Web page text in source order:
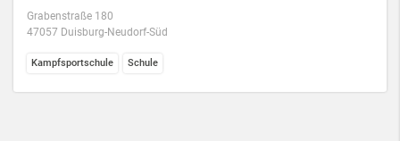
Grabenstraße 180
47057 Duisburg-Neudorf-Süd
Kampfsportschule Schule